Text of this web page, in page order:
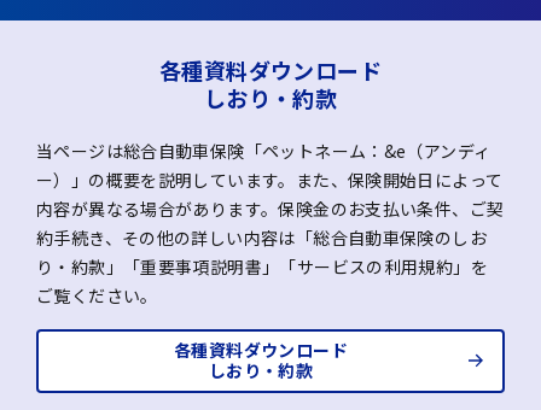
各種資料ダウンロード
しおり・約款
当ページは総合自動車保険「ペットネーム：&e（アンディ
ー）」の概要を説明しています。また、保険開始日によって
内容が異なる場合があります。保険金のお支払い条件、ご契
約手続き、その他の詳しい内容は「総合自動車保険のしお
り・約款」「重要事項説明書」「サービスの利用規約」を
ご覧ください。
各種資料ダウンロード
しおり・約款